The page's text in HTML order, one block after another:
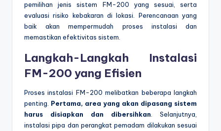
pemilihan jenis sistem FM-200 yang sesuai, serta
evaluasi risiko kebakaran di lokasi. Perencanaan yang
baik akan mempermudah proses instalasi dan
memastikan efektivitas sistem.
Langkah-Langkah Instalasi
FM-200 yang Efisien
Proses instalasi FM-200 melibatkan beberapa langkah
penting. Pertama, area yang akan dipasang sistem
harus disiapkan dan dibersihkan . Selanjutnya,
instalasi pipa dan perangkat pemadam dilakukan sesuai